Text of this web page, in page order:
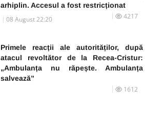
arhiplin. Accesul a fost restricționat
08 August 22:20 4217
Primele reacții ale autorităților, după
atacul revoltător de la Recea-Cristur:
„Ambulanța nu răpește. Ambulanța
salvează”
1612